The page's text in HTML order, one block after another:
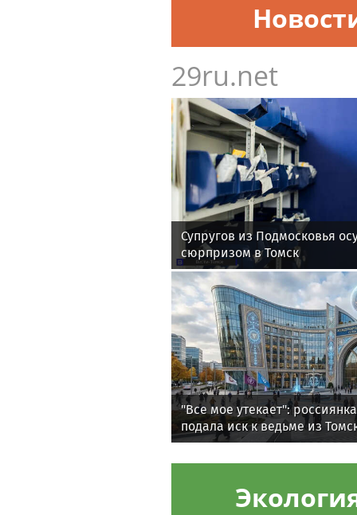
29ru.net
Супругов из Подмосковья
сюрпризом в Томск
"Все мое утекает":
подала иск к ведьме из
женское счастье